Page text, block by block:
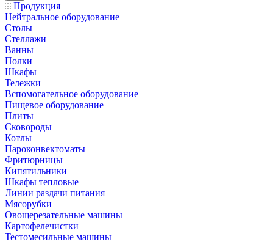
Продукция
Нейтральное оборудование
Столы
Стеллажи
Ванны
Полки
Шкафы
Тележки
Вспомогательное оборудование
Пищевое оборудование
Плиты
Сковороды
Котлы
Пароконвектоматы
Фритюрницы
Кипятильники
Шкафы тепловые
Линии раздачи питания
Мясорубки
Овощерезательные машины
Картофелечистки
Тестомесильные машины